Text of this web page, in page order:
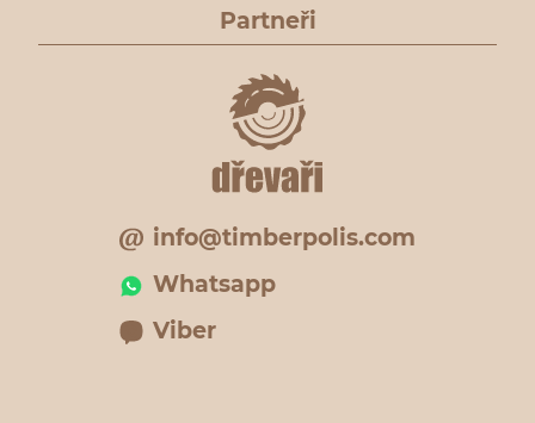
Partneři
info@timberpolis.com
Whatsapp
Viber